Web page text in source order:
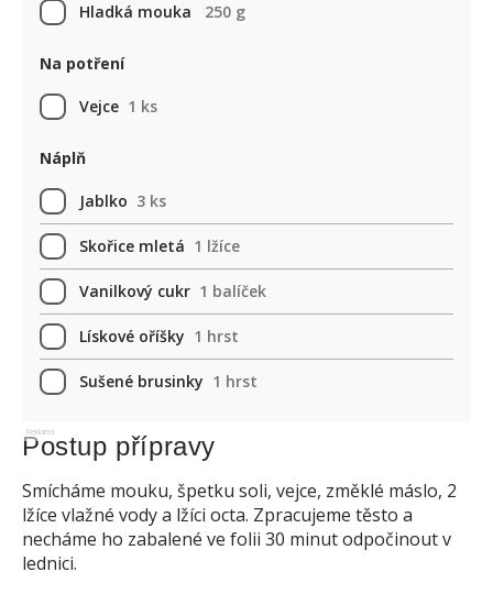
Hladká mouka 250 g
Na potření
Vejce 1 ks
Náplň
Jablko 3 ks
Skořice mletá 1 lžíce
Vanilkový cukr 1 balíček
Lískové oříšky 1 hrst
Sušené brusinky 1 hrst
Reklama
Postup přípravy
Smícháme mouku, špetku soli, vejce, změklé máslo, 2
lžíce vlažné vody a lžíci octa. Zpracujeme těsto a
necháme ho zabalené ve folii 30 minut odpočinout v
lednici.